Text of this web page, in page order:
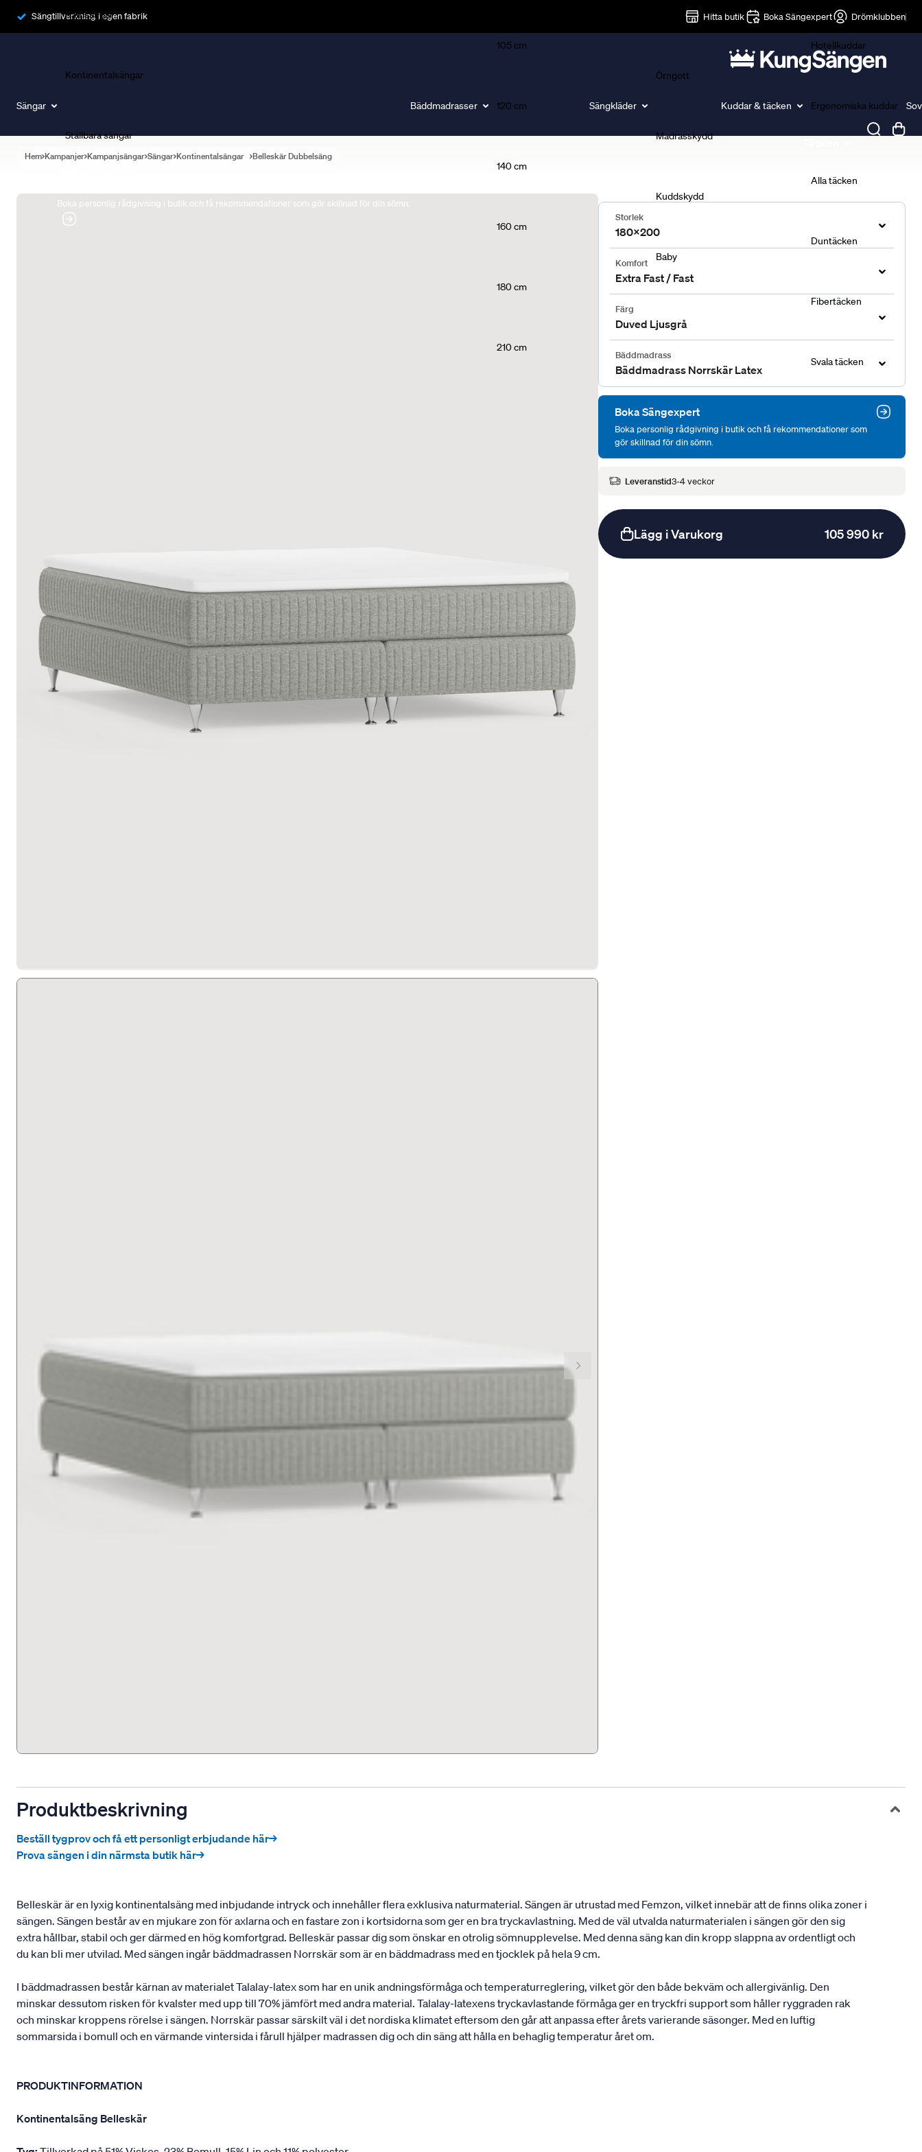
Sängtillverkning i egen fabrik Hitta butik Boka Sängexpert Drömklubben
Sängar
Ramsängar
Kontinentalsängar
Ställbara sängar
Boka personlig rådgivning i butik och få rekommendationer som gör skillnad för din sömn.
Bäddmadrasser
105 cm
120 cm
140 cm
160 cm
180 cm
210 cm
Sängkläder
Örngott
Madrasskydd
Kuddskydd
Baby
Kuddar & täcken
Hotellkuddar
Ergonomiska kuddar
Alla täcken
Duntäcken
Fibertäcken
Svala täcken
Hem Kampanjer Kampanjsängar Sängar Kontinentalsängar Belleskär Dubbelsäng
Storlek
180x200
Komfort
Extra Fast / Fast
Färg
Duved Ljusgrå
Bäddmadrass
Bäddmadrass Norrskär Latex
Boka Sängexpert
Boka personlig rådgivning i butik och få rekommendationer som
gör skillnad för din sömn.
Leveranstid3-4 veckor
Lägg i Varukorg 105 990 kr
Produktbeskrivning
Beställ tygprov och få ett personligt erbjudande här→
Prova sängen i din närmsta butik här→
Belleskär är en lyxig kontinentalsäng med inbjudande intryck och innehåller flera exklusiva naturmaterial. Sängen är utrustad med Femzon, vilket innebär att de finns olika zoner i
sängen. Sängen består av en mjukare zon för axlarna och en fastare zon i kortsidorna som ger en bra tryckavlastning. Med de väl utvalda naturmaterialen i sängen gör den sig
extra hållbar, stabil och ger därmed en hög komfortgrad. Belleskär passar dig som önskar en otrolig sömnupplevelse. Med denna säng kan din kropp slappna av ordentligt och
du kan bli mer utvilad. Med sängen ingår bäddmadrassen Norrskär som är en bäddmadrass med en tjocklek på hela 9 cm.
I bäddmadrassen består kärnan av materialet Talalay-latex som har en unik andningsförmåga och temperaturreglering, vilket gör den både bekväm och allergivänlig. Den
minskar dessutom risken för kvalster med upp till 70% jämfört med andra material. Talalay-latexens tryckavlastande förmåga ger en tryckfri support som håller ryggraden rak
och minskar kroppens rörelse i sängen. Norrskär passar särskilt väl i det nordiska klimatet eftersom den går att anpassa efter årets varierande säsonger. Med en luftig
sommarsida i bomull och en värmande vintersida i fårull hjälper madrassen dig och din säng att hålla en behaglig temperatur året om.
PRODUKTINFORMATION
Kontinentalsäng Belleskär